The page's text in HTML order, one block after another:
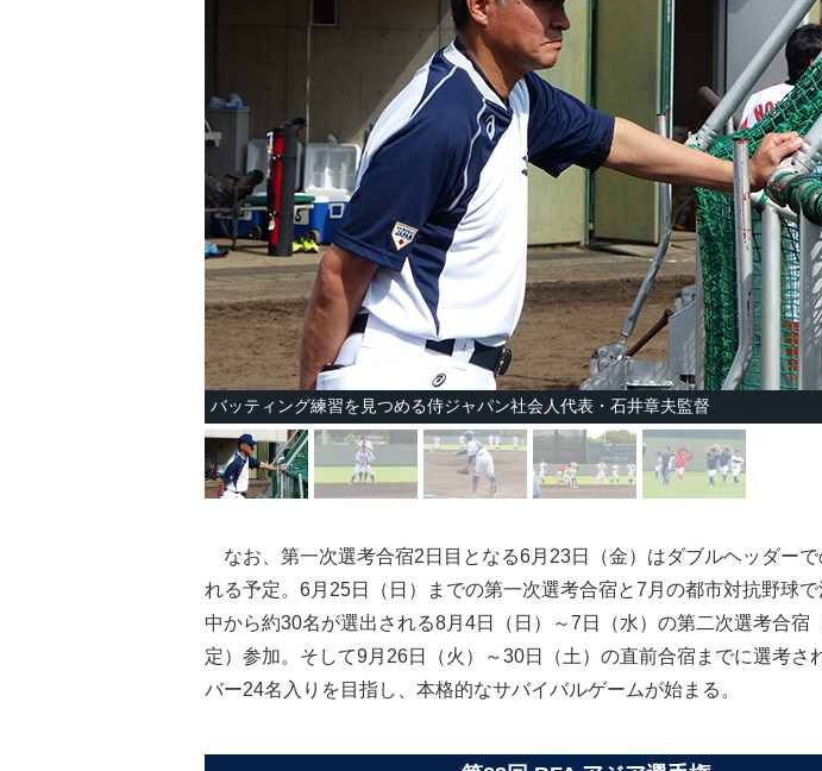
バッティング練習を見つめる侍ジャパン社会人代表・石井章夫監督
なお、第一次選考合宿2日目となる6月23日（金）はダブルヘッダーで
れる予定。6月25日（日）までの第一次選考合宿と7月の都市対抗野球
中から約30名が選出される8月4日（日）～7日（水）の第二次選考合宿
定）参加。そして9月26日（火）～30日（土）の直前合宿までに選考さ
バー24名入りを目指し、本格的なサバイバルゲームが始まる。